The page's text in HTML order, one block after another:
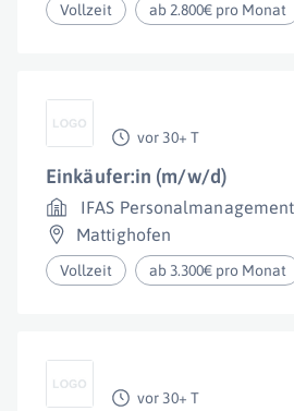
Vollzeit ab 2.800€ pro Monat
vor 30+ T
Einkäufer:in (m/w/d)
IFAS
Mattighofen
Vollzeit ab 3.300€ pro Monat
vor 30+ T